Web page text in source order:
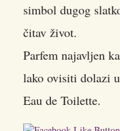
simbol dugog
čitav život.
Parfem najavljen
lako ovisiti dolazi
Eau de Toilette.